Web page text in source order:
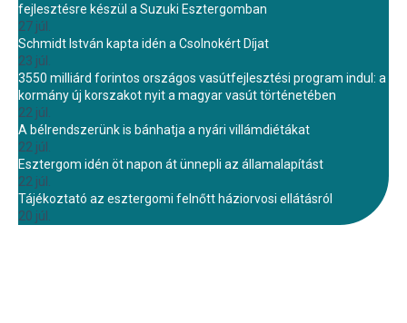
fejlesztésre készül a Suzuki Esztergomban
27 júl.
Schmidt István kapta idén a Csolnokért Díjat
23 júl.
3550 milliárd forintos országos vasútfejlesztési program indul: a
kormány új korszakot nyit a magyar vasút történetében
22 júl.
A bélrendszerünk is bánhatja a nyári villámdiétákat
22 júl.
Esztergom idén öt napon át ünnepli az államalapítást
22 júl.
Tájékoztató az esztergomi felnőtt háziorvosi ellátásról
20 júl.